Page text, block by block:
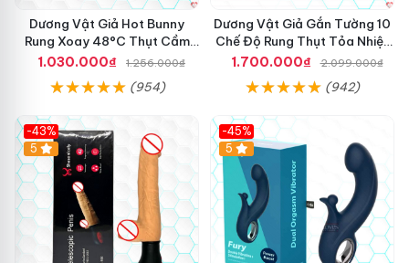
Dương Vật Giả Hot Bunny
Rung Xoay 48°C Thụt Cầm
Tay
1.030.000₫ 1.256.000₫
(954)
Dương Vật Giả Gắn Tường 10
Chế Độ Rung Thụt Tỏa Nhiệt
Cao Cấp
1.700.000₫ 2.099.000₫
(942)
-43%
5
-45%
Hot
5